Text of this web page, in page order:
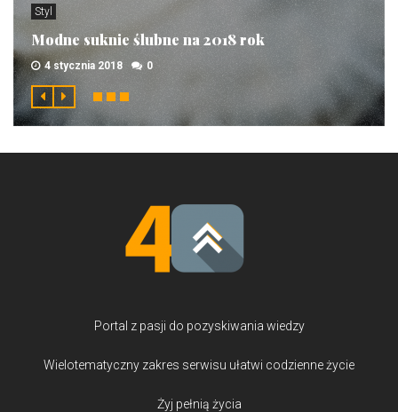
Styl
Modne suknie ślubne na 2018 rok
4 stycznia 2018 0
Portal z pasji do pozyskiwania wiedzy
Wielotematyczny zakres serwisu ułatwi codzienne życie
Żyj pełnią życia